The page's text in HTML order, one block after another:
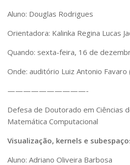
Aluno: Douglas Rodrigues
Orientadora: Kalinka Regina Lucas
Quando: sexta-feira, 16 de
Onde: auditório Luiz Antonio Favaro
——————————-
Defesa de Doutorado em Ciências
Matemática Computacional
Visualização, kernels e
Aluno: Adriano Oliveira Barbosa